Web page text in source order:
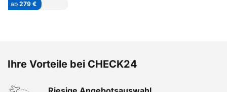
ab279 €
Ihre Vorteile bei CHECK24